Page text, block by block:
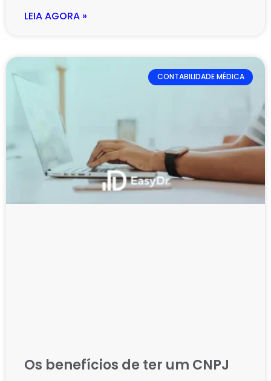
LEIA AGORA »
CONTABILIDADE MÉDICA
Os benefícios de ter um CNPJ